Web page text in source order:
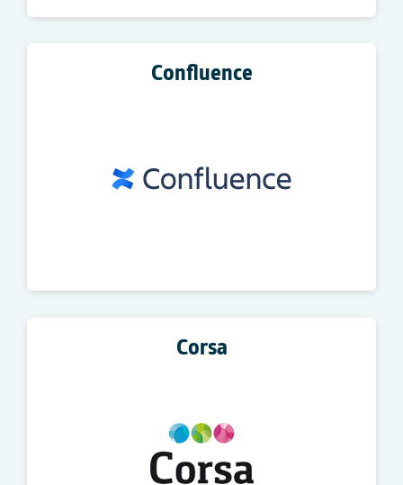
Confluence
Corsa